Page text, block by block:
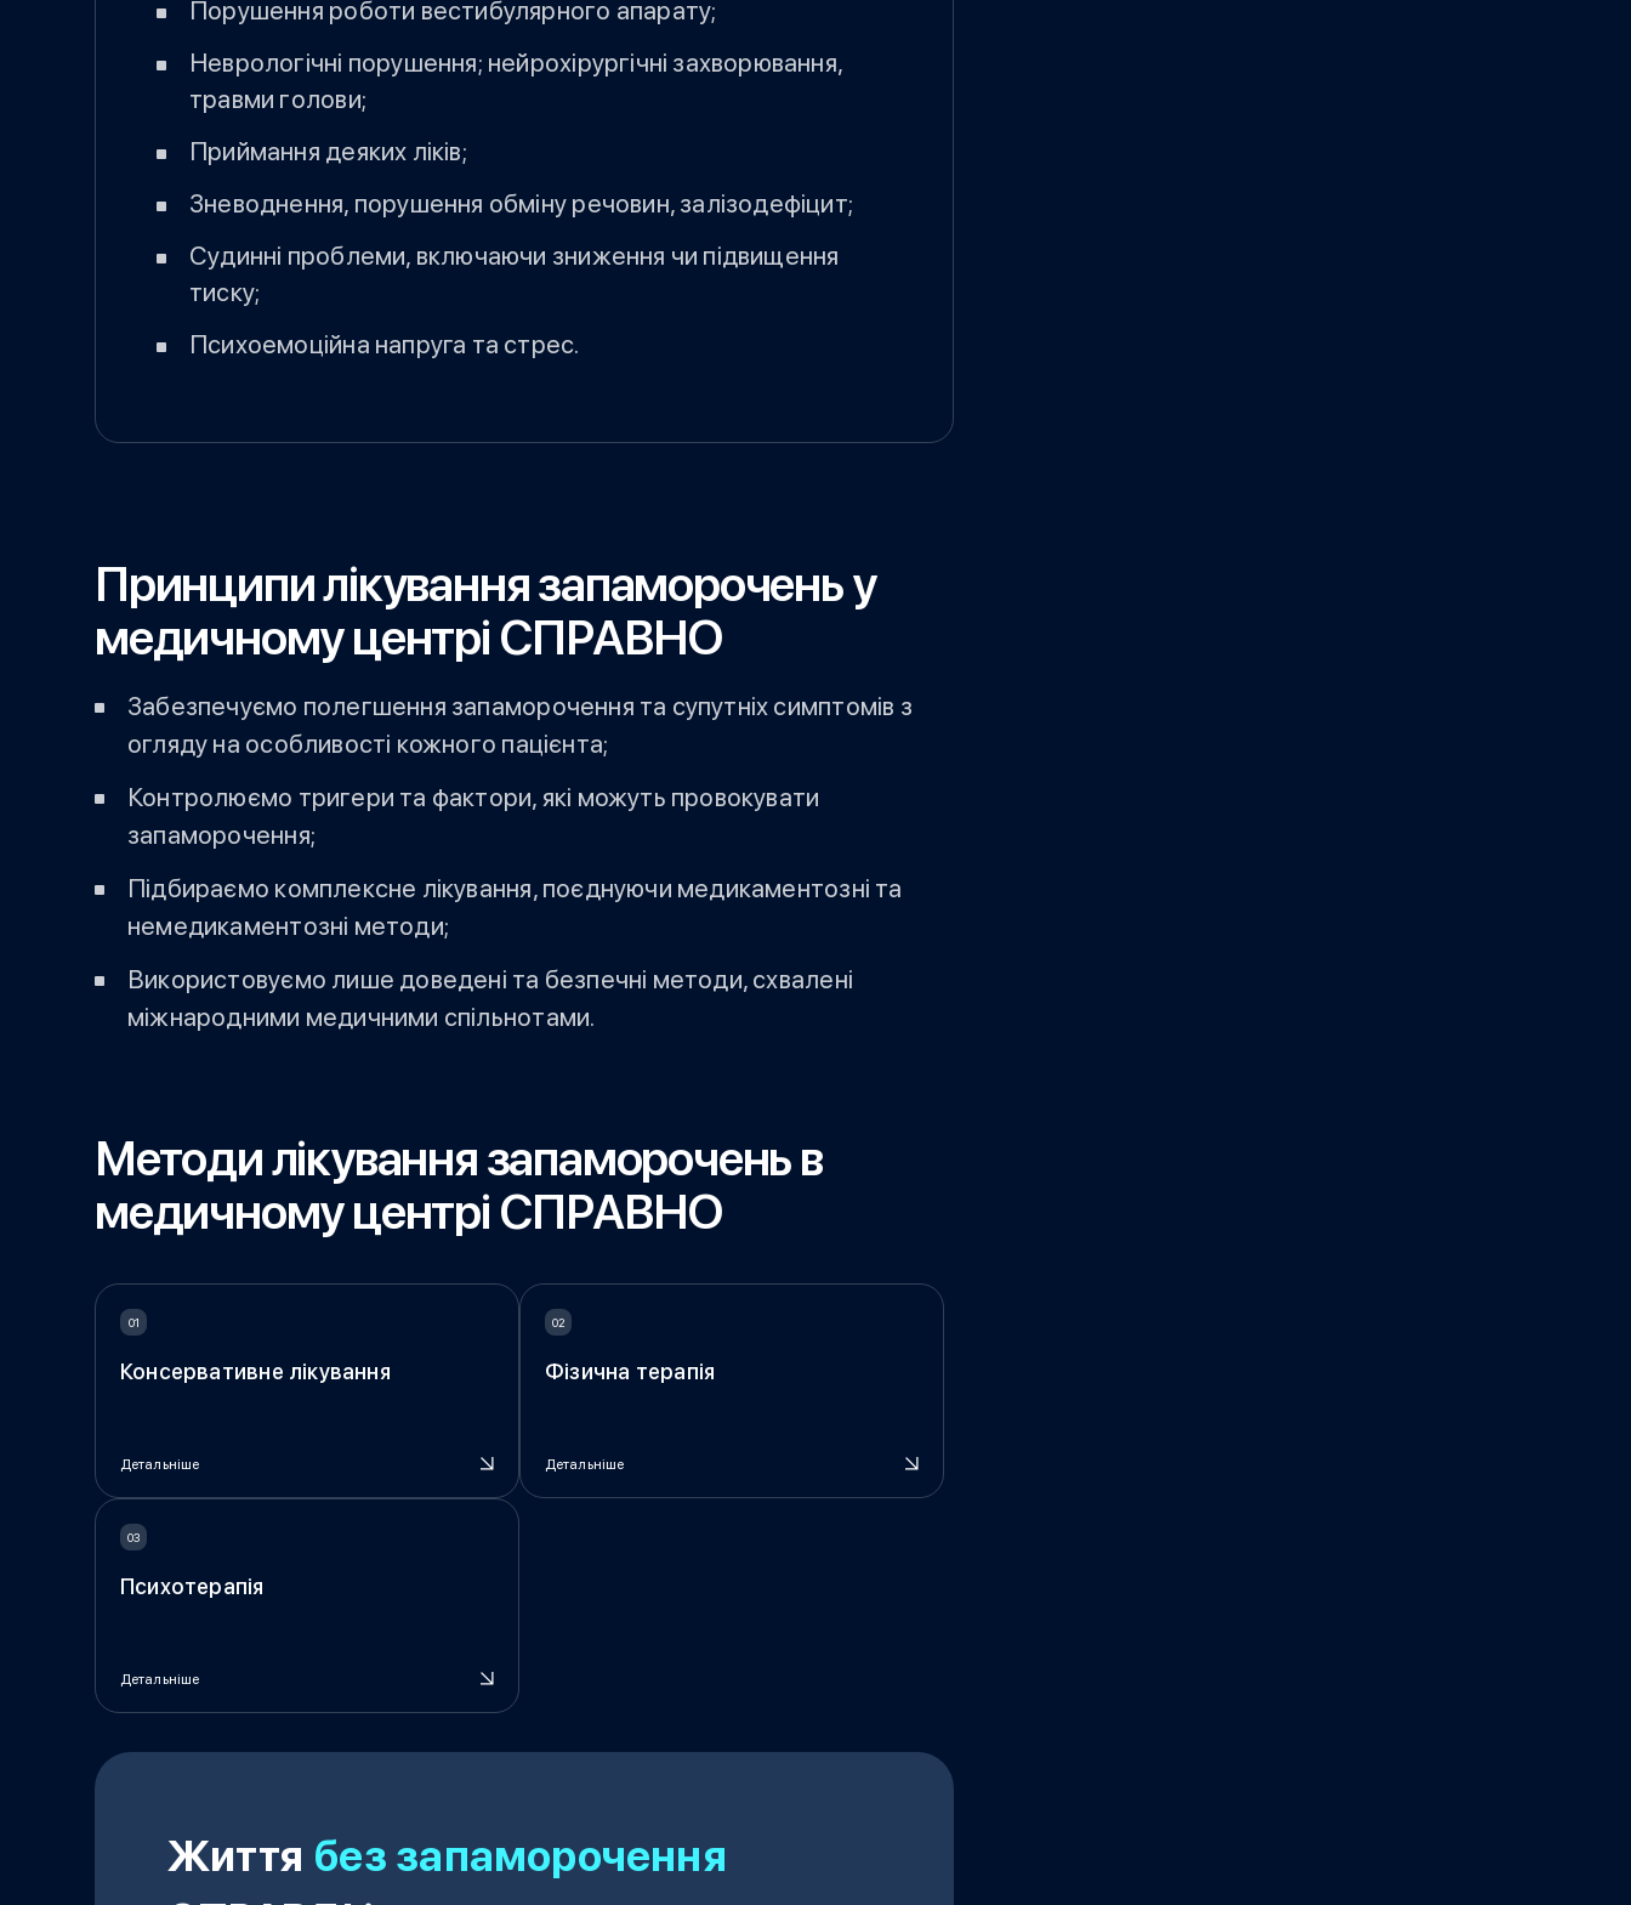
Порушення роботи вестибулярного апарату;
Неврологічні порушення; нейрохірургічні захворювання,
травми голови;
Приймання деяких ліків;
Зневоднення, порушення обміну речовин, залізодефіцит;
Судинні проблеми, включаючи зниження чи підвищення
тиску;
Психоемоційна напруга та стрес.
Принципи лікування запаморочень у
медичному центрі СПРАВНО
Забезпечуємо полегшення запаморочення та супутніх симптомів з
огляду на особливості кожного пацієнта;
Контролюємо тригери та фактори, які можуть провокувати
запаморочення;
Підбираємо комплексне лікування, поєднуючи медикаментозні та
немедикаментозні методи;
Використовуємо лише доведені та безпечні методи, схвалені
міжнародними медичними спільнотами.
Методи лікування запаморочень в
медичному центрі СПРАВНО​
Консервативне лікування
Детальніше
Фізична терапія
Детальніше
Психотерапія
Детальніше
Життя без запаморочення